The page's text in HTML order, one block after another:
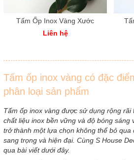
Tấm Ốp Inox Vàng Xước
Liên hệ
Tấm ốp inox vàng có đặc
phân loại sản phẩm
Tấm ốp inox vàng được sử dụng rộng
chất liệu inox bền vững và độ bóng sáng
trở thành một lựa chọn không thể bỏ qua
sang trọng và hiện đại. Cùng S House
qua bài viết dưới đây.